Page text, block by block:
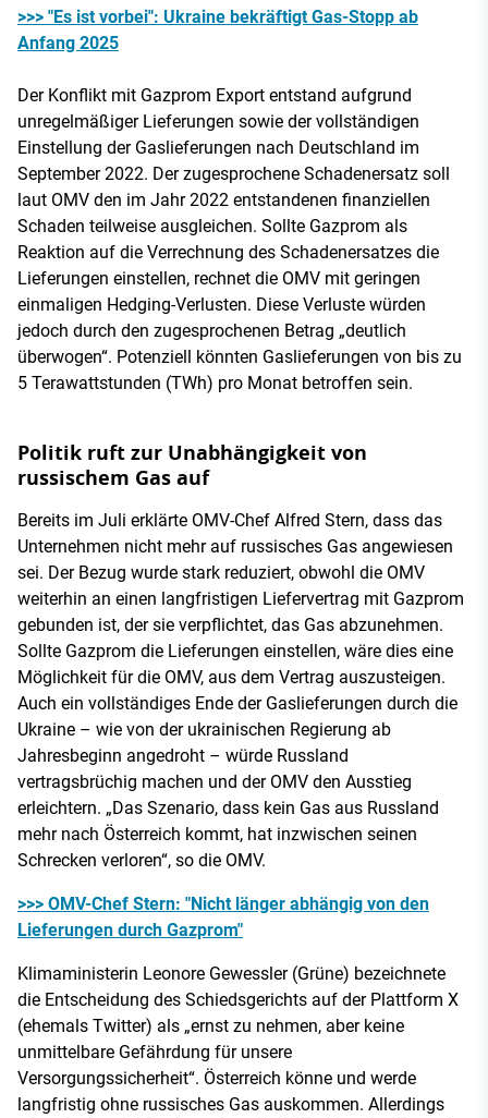
>>> "Es ist vorbei": Ukraine bekräftigt Gas-Stopp ab
Anfang 2025
Der Konflikt mit Gazprom Export entstand aufgrund
unregelmäßiger Lieferungen sowie der vollständigen
Einstellung der Gaslieferungen nach Deutschland im
September 2022. Der zugesprochene Schadenersatz soll
laut OMV den im Jahr 2022 entstandenen finanziellen
Schaden teilweise ausgleichen. Sollte Gazprom als
Reaktion auf die Verrechnung des Schadenersatzes die
Lieferungen einstellen, rechnet die OMV mit geringen
einmaligen Hedging-Verlusten. Diese Verluste würden
jedoch durch den zugesprochenen Betrag „deutlich
überwogen“. Potenziell könnten Gaslieferungen von bis zu
5 Terawattstunden (TWh) pro Monat betroffen sein.
Politik ruft zur Unabhängigkeit von
russischem Gas auf
Bereits im Juli erklärte OMV-Chef Alfred Stern, dass das
Unternehmen nicht mehr auf russisches Gas angewiesen
sei. Der Bezug wurde stark reduziert, obwohl die OMV
weiterhin an einen langfristigen Liefervertrag mit Gazprom
gebunden ist, der sie verpflichtet, das Gas abzunehmen.
Sollte Gazprom die Lieferungen einstellen, wäre dies eine
Möglichkeit für die OMV, aus dem Vertrag auszusteigen.
Auch ein vollständiges Ende der Gaslieferungen durch die
Ukraine – wie von der ukrainischen Regierung ab
Jahresbeginn angedroht – würde Russland
vertragsbrüchig machen und der OMV den Ausstieg
erleichtern. „Das Szenario, dass kein Gas aus Russland
mehr nach Österreich kommt, hat inzwischen seinen
Schrecken verloren“, so die OMV.
>>> OMV-Chef Stern: "Nicht länger abhängig von den
Lieferungen durch Gazprom"
Klimaministerin Leonore Gewessler (Grüne) bezeichnete
die Entscheidung des Schiedsgerichts auf der Plattform X
(ehemals Twitter) als „ernst zu nehmen, aber keine
unmittelbare Gefährdung für unsere
Versorgungssicherheit“. Österreich könne und werde
langfristig ohne russisches Gas auskommen. Allerdings